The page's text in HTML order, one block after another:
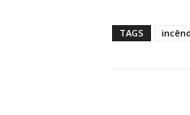
TAGS